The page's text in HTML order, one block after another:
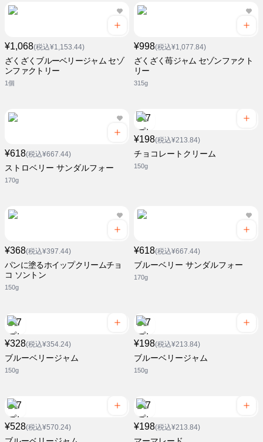
¥1,068(税込¥1,153.44)
ざくざくブルーベリージャム セゾ
ンファクトリー
1個
¥998(税込¥1,077.84)
ざくざく苺ジャム セゾンファクト
リー
315g
¥618(税込¥667.44)
ストロベリー サンダルフォー
170g
¥198(税込¥213.84)
チョコレートクリーム
150g
¥368(税込¥397.44)
パンに塗るホイップクリームチョ
コ ソントン
150g
¥618(税込¥667.44)
ブルーベリー サンダルフォー
170g
¥328(税込¥354.24)
ブルーベリージャム
150g
¥198(税込¥213.84)
ブルーベリージャム
150g
¥528(税込¥570.24) ¥198(税込¥213.84)